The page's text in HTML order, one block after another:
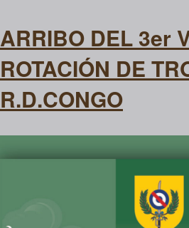
ARRIBO DEL 3er
ROTACIÓN DE
R.D.CONGO